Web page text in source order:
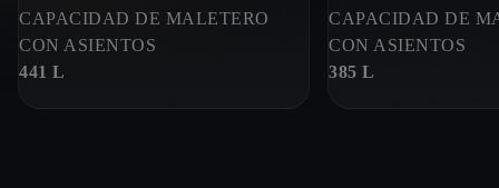
CAPACIDAD DE MALETERO
CON ASIENTOS
441 L
CAPACIDAD DE
CON ASIENTOS
385 L